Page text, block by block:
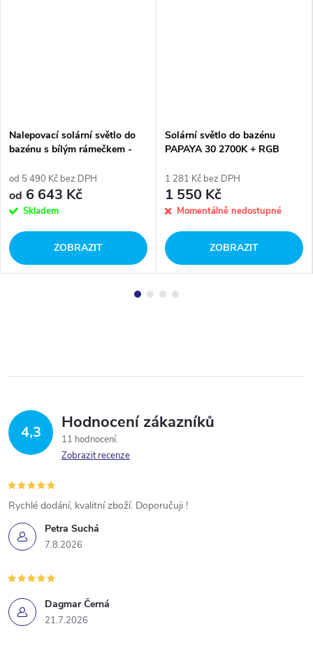
Nalepovací solární světlo do
bazénu s bílým rámečkem -
od 5 490 Kč bez DPH
od 6 643 Kč
Skladem
ZOBRAZIT
Solární světlo do bazénu
PAPAYA 30 2700K + RGB
1 281 Kč bez DPH
1 550 Kč
Momentálně nedostupné
ZOBRAZIT
4,3 Hodnocení zákazníků
11 hodnocení
Zobrazit recenze
Petra Suchá
7.8.2026
Rychlé dodání, kvalitní zboží. Doporučuji !
Dagmar Černá
21.7.2026